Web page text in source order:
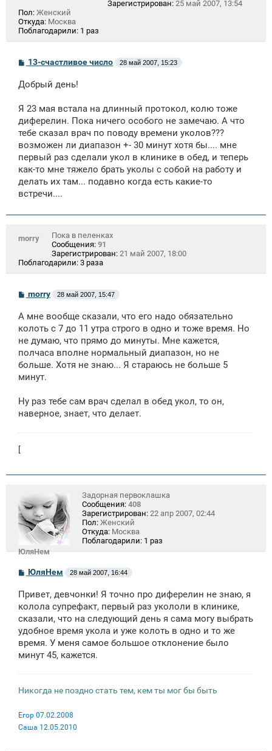
Зарегистрирован: 25 май 2007, 13:54
Пол: Женский
Откуда: Москва
Поблагодарили: 1 раз
С
о
б
н
и
е
13-счастливое число 28 май 2007, 15:23
Добрый день!
Я 23 мая встала на длинный протокол, колю тоже
диферелин. Пока ничего особого не замечаю. А что
тебе сказал врач по поводу времени уколов???
возможен ли диапазон +- 30 минут хотя бы.... мне
первый раз сделали укол в клинике в обед, и теперь
как-то мне тяжело брать уколы с собой на работу и
делать их там... подавно когда есть какие-то
встречи....
morry
Пока в пеленках
Сообщения: 91
Зарегистрирован: 21 май 2007, 18:00
Поблагодарили: 3 раза
С
о
б
щ
н
и
morry 28 май 2007, 15:47
А мне вообще сказали, что его надо обязательно
колоть с 7 до 11 утра строго в одно и тоже время. Но
не думаю, что прямо до минуты. Мне кажется,
полчаса вполне нормальный диапазон, но не
больше. Хотя не знаю... Я стараюсь не больше 5
минут.
Ну раз тебе сам врач сделал в обед укол, то он,
наверное, знает, что делает.
[
ЮляНем
Задорная первоклашка
Сообщения: 408
Зарегистрирован: 22 апр 2007, 02:44
Пол: Женский
Откуда: Москва
Поблагодарили: 1 раз
С
о
б
щ
н
и
ЮляНем 28 май 2007, 16:44
Привет, девчонки! Я точно про диферелин не знаю, я
колола супрефакт, первый раз укололи в клинике,
сказали, что на следующий день я сама могу выбрать
удобное время укола и уже колоть в одно и то же
время. У меня самое большое отклонение было
минут 45, кажется.
Никогда не поздно стать тем, кем ты мог бы быть
Егор 07.02.2008
Саша 12.05.2010